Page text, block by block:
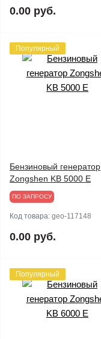
0.00 руб.
Популярный
Бензиновый генератор
Zongshen KB 5000 E
ПО ЗАПРОСУ
Код товара: geo-117148
0.00 руб.
Популярный